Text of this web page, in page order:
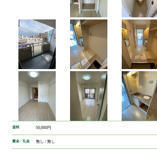
賃料 50,000円
敷金 / 礼金 無し / 無し